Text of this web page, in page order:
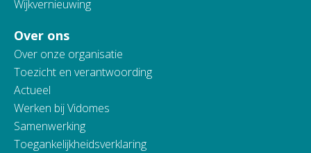
Wijkvernieuwing
Over ons
Over onze organisatie
Toezicht en verantwoording
Actueel
Werken bij Vidomes
Samenwerking
Toegankelijkheidsverklaring